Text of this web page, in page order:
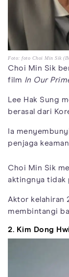
Foto: foto Choi Min Sik
Choi Min Sik
film In Our
Lee Hak Sung
berasal dari
Ia
penjaga
Choi Min Sik
aktingnya tidak
Aktor kelahiran
membintangi
2. Kim Dong Hwi